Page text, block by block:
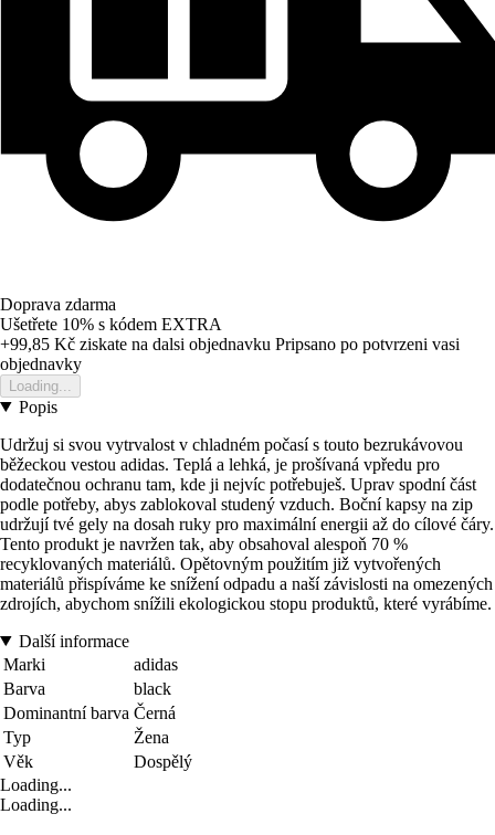
Doprava zdarma
Ušetřete 10% s kódem EXTRA
+99,85 Kč ziskate na dalsi objednavku Pripsano po potvrzeni vasi
objednavky
Loading...
Popis
Udržuj si svou vytrvalost v chladném počasí s touto bezrukávovou
běžeckou vestou adidas. Teplá a lehká, je prošívaná vpředu pro
dodatečnou ochranu tam, kde ji nejvíc potřebuješ. Uprav spodní část
podle potřeby, abys zablokoval studený vzduch. Boční kapsy na zip
udržují tvé gely na dosah ruky pro maximální energii až do cílové čáry.
Tento produkt je navržen tak, aby obsahoval alespoň 70 %
recyklovaných materiálů. Opětovným použitím již vytvořených
materiálů přispíváme ke snížení odpadu a naší závislosti na omezených
zdrojích, abychom snížili ekologickou stopu produktů, které vyrábíme.
Další informace
Marki
adidas
Barva
black
Dominantní barva Černá
Typ
Žena
Věk
Dospělý
Loading...
Loading...